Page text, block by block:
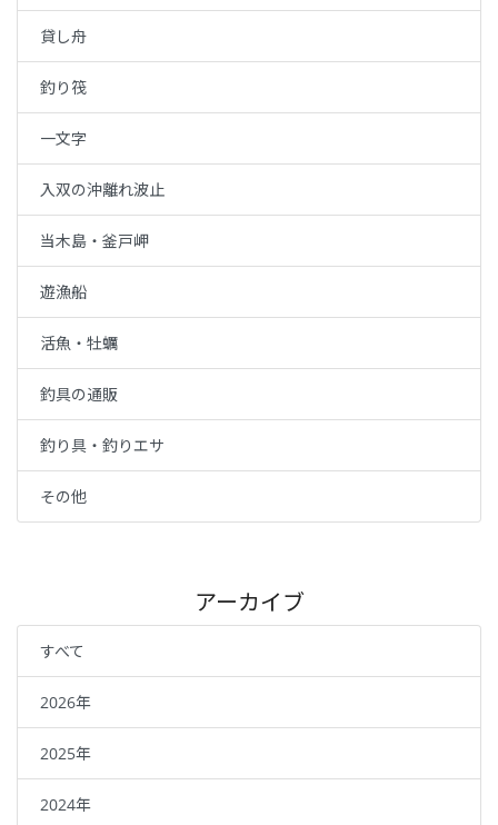
貸し舟
釣り筏
一文字
入双の沖離れ波止
当木島・釜戸岬
遊漁船
活魚・牡蠣
釣具の通販
釣り具・釣りエサ
その他
アーカイブ
すべて
2026年
2025年
2024年